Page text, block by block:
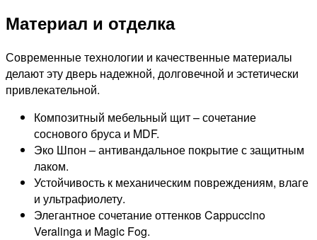
Материал и отделка
Современные технологии и качественные материалы
делают эту дверь надежной, долговечной и эстетически
привлекательной.
Композитный мебельный щит – сочетание
соснового бруса и MDF.
Эко Шпон – антивандальное покрытие с защитным
лаком.
Устойчивость к механическим повреждениям, влаге
и ультрафиолету.
Элегантное сочетание оттенков Cappuccino
Veralinga и Magic Fog.